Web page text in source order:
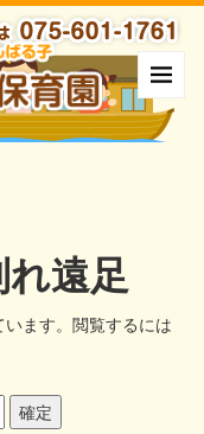
遠足
ます。閲覧するには